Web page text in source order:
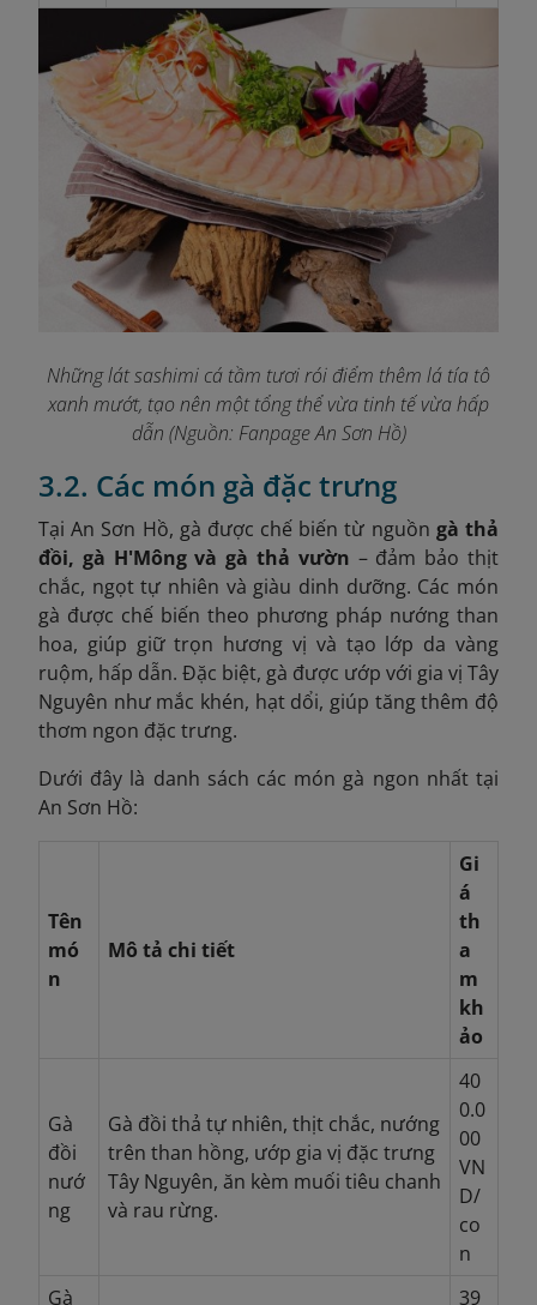
Những lát sashimi cá tầm tươi rói điểm thêm lá tía tô
xanh mướt, tạo nên một tổng thể vừa tinh tế vừa hấp
dẫn (Nguồn: Fanpage An Sơn Hồ)
3.2. Các món gà đặc trưng
Tại An Sơn Hồ, gà được chế biến từ nguồn gà thả
đồi, gà H'Mông và gà thả vườn – đảm bảo thịt
chắc, ngọt tự nhiên và giàu dinh dưỡng. Các món
gà được chế biến theo phương pháp nướng than
hoa, giúp giữ trọn hương vị và tạo lớp da vàng
ruộm, hấp dẫn. Đặc biệt, gà được ướp với gia vị Tây
Nguyên như mắc khén, hạt dổi, giúp tăng thêm độ
thơm ngon đặc trưng.
Dưới đây là danh sách các món gà ngon nhất tại
An Sơn Hồ:
Tên
mó
n
Mô tả chi tiết
Gi
á
th
a
m
kh
ảo
Gà
đồi
nướ
ng
Gà đồi thả tự nhiên, thịt chắc, nướng
trên than hồng, ướp gia vị đặc trưng
Tây Nguyên, ăn kèm muối tiêu chanh
và rau rừng.
40
0.0
00
VN
D/
co
n
Gà
39